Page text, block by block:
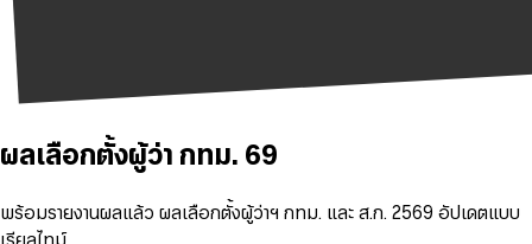
ผลเลือกตั้งผู้ว่า กทม. 69
พร้อมรายงานผลแล้ว ผลเลือกตั้งผู้ว่าฯ กทม. และ ส.ก. 2569 อัปเดตแบบ